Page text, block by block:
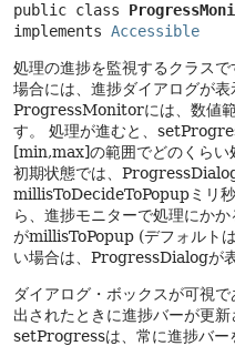
public class
implements Accessible
処理の進捗を監視するクラスで
場合には、進捗ダイアログが表
ProgressMonitorには、数値範
す。
処理が進むと、
[min,max]の範囲でどのくらい
初期状態では、ProgressDialog
millisToDecideToPopupミリ
ら、進捗モニターで処理にかか
がmillisToPopup (デフォルト
い場合は、ProgressDialogが表
ダイアログ・ボックスが可視
出されたときに進捗バーが更新
setProgressは、常に進捗バー